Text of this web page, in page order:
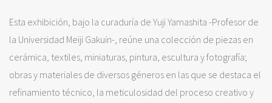
Esta exhibición, bajo la curaduría de Yuji Yamashita -Profesor de
la Universidad Meiji Gakuin-, reúne una colección de piezas en
cerámica, textiles, miniaturas, pintura, escultura y fotografía;
obras y materiales de diversos géneros en las que se destaca el
refinamiento técnico, la meticulosidad del proceso creativo y